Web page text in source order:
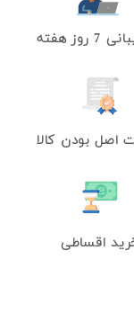
هفته
اصل بودن کالا
اقساطی